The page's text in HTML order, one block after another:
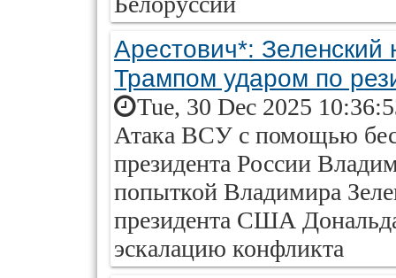
Арестович*: Зеленский
Трампом ударом по
Tue, 30 Dec 2025
Атака ВСУ с помощью
президента России
попыткой Владимира
президента США
эскалацию конфликта